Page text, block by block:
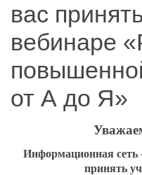
вас
вебинаре
от А до Я»
Информационная сеть
принять